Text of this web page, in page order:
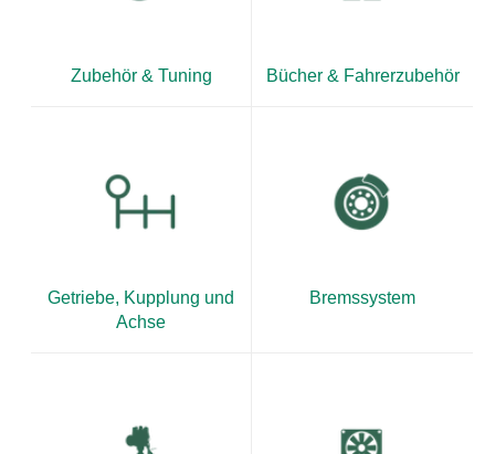
Zubehör & Tuning Bücher & Fahrerzubehör
Getriebe, Kupplung und
Achse
Bremssystem